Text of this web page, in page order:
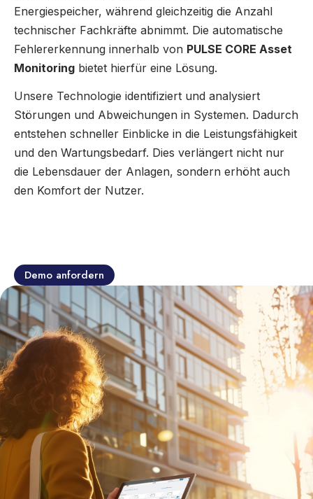
Energiespeicher, während gleichzeitig die Anzahl
technischer Fachkräfte abnimmt. Die automatische
Fehlererkennung innerhalb von PULSE CORE Asset
Monitoring bietet hierfür eine Lösung.
Unsere Technologie identifiziert und analysiert
Störungen und Abweichungen in Systemen. Dadurch
entstehen schneller Einblicke in die Leistungsfähigkeit
und den Wartungsbedarf. Dies verlängert nicht nur
die Lebensdauer der Anlagen, sondern erhöht auch
den Komfort der Nutzer.
Demo anfordern